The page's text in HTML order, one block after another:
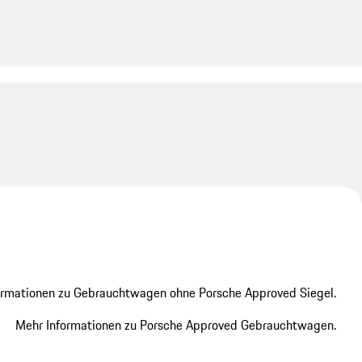
zu Gebrauchtwagen ohne Porsche Approved Siegel.
Mehr Informationen zu Porsche Approved Gebrauchtwagen.